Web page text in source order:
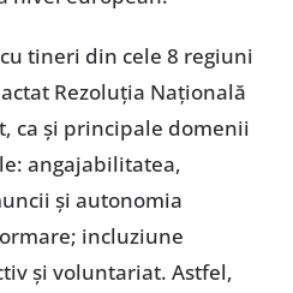
tineri din cele 8 regiuni
Rezoluţia Naţională
ca şi principale domenii
angajabilitatea,
şi autonomia
incluziune
şi voluntariat. Astfel,